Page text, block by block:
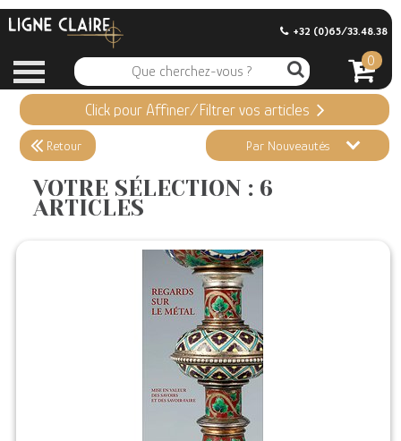
+32 (0)65/33.48.38
0
Appliquer ma Sélection
6 ARTICLES
Effacer vos sélections
Informations
Click pour Affiner/Filtrer vos articles
Retour Par Nouveautés
VOTRE SÉLECTION : 6
ARTICLES